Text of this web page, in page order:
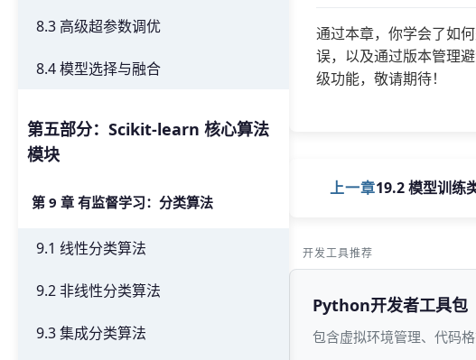
8.3 高级超参数调优
8.4 模型选择与融合
第五部分：Scikit-learn 核心算法
模块
第 9 章 有监督学习：分类算法
9.1 线性分类算法
9.2 非线性分类算法
9.3 集成分类算法
通过本章，你学会了如
误，以及通过版本管理
级功能，敬请期待！
上一章19.2 模型训练
开发工具推荐
Python开发者工具包
包含虚拟环境管理、代码